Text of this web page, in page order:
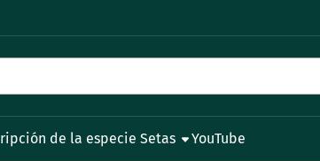
de la especie Setas YouTube